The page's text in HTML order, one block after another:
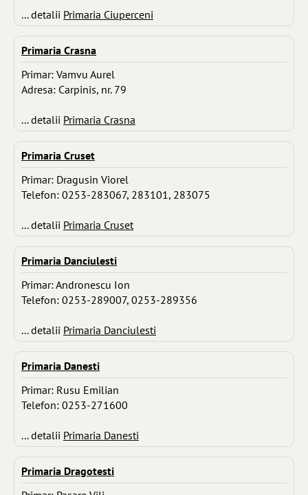
... detalii Primaria Ciuperceni
Primaria Crasna
Primar: Vamvu Aurel
Adresa: Carpinis, nr. 79
... detalii Primaria Crasna
Primaria Cruset
Primar: Dragusin Viorel
Telefon: 0253-283067, 283101, 283075
... detalii Primaria Cruset
Primaria Danciulesti
Primar: Andronescu Ion
Telefon: 0253-289007, 0253-289356
... detalii Primaria Danciulesti
Primaria Danesti
Primar: Rusu Emilian
Telefon: 0253-271600
... detalii Primaria Danesti
Primaria Dragotesti